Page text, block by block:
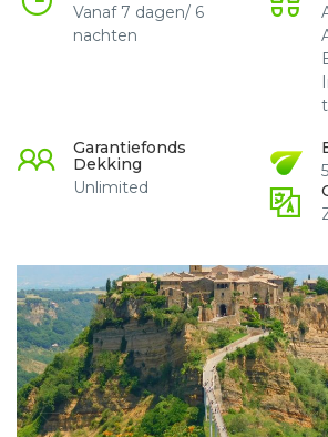
Vanaf 7 dagen/ 6
nachten
Garantiefonds
Dekking
Unlimited